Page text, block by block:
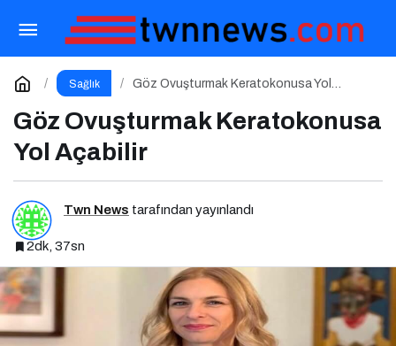
Sağlık
Göz Ovuşturmak Keratokonusa Yol
Göz Ovuşturmak Keratokonusa
Yol Açabilir
Twn News tarafından yayınlandı
2dk, 37sn
Cilt Tiplerine Göre Doğru Beslenme Stratejileri;
Genç ve Parlak Cilt İçin Doğru Besinler
Yorum Yap